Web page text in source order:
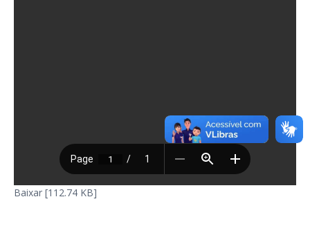
Baixar [112.74 KB]